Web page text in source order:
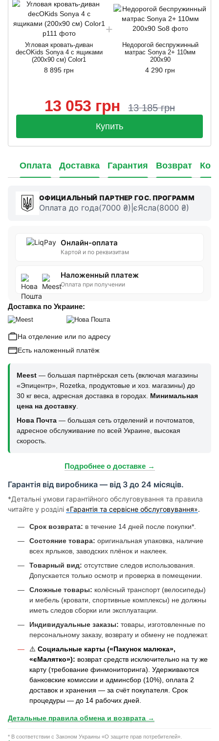
Угловая кровать-диван
decOKids Sonya 4 с ящиками
(200х90 см) Color1
8 895 грн
Недорогой беспружинный
матрас Sonya 2+ 110мм
200х90
4 290 грн
13 053 грн 13 185 грн
Купить
Оплата Доставка Гарантия Возврат
ОФИЦИАЛЬНЫЙ ПАРТНЕР ГОС. ПРОГРАММ
Оплата до года(7000 ₴)|єЯсла(8000 ₴)
Онлайн-оплата
Картой и по реквизитам
Наложенный платеж
Оплата при получении
Доставка по Украине:
На отделение или по адресу
Есть наложенный платёж
Meest — большая партнёрская сеть (включая магазины
«Эпицентр», Rozetka, продуктовые и хоз. магазины) до
30 кг веса, адресная доставка в городах. Минимальная
цена на доставку
Нова Почта — большая сеть отделений и почтоматов,
адресное обслуживание по всей Украине, высокая
скорость.
Подробнее о доставке →
Гарантія від виробника — від 3 до 24 місяців.
*Детальні умови гарантійного обслуговування та правила
читайте у розділі «Гарантія та сервісне обслуговування».
Срок возврата: в течение 14 дней после покупки*.
Состояние товара: оригинальная упаковка, наличие
всех ярлыков, заводских плёнок и наклеек.
Товарный вид: отсутствие следов использования.
Допускается только осмотр и проверка в помещении.
Сложные товары: колёсный транспорт (велосипеды)
и мебель (кровати, спортивные комплексы) не должны
иметь следов сборки или эксплуатации.
Индивидуальные заказы: товары, изготовленные по
персональному заказу, возврату и обмену не подлежат.
⚠️ Социальные карты («Пакунок малюка»,
«єМалятко»): возврат средств исключительно на ту же
карту (требование финмониторинга). Удерживаются
банковские комиссии и админсбор (10%), оплата 2
доставок и хранения — за счёт покупателя. Срок
процедуры — до 14 рабочих дней.
Детальные правила обмена и возврата →
* В соответствии с Законом Украины «О защите прав потребителей».